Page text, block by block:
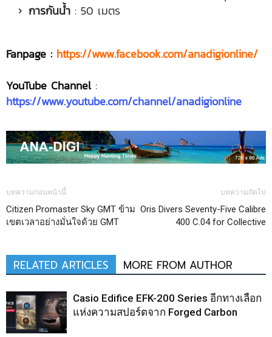
การกันน้ำ : 50 เมตร
Fanpage : https://www.facebook.com/anadigionline/
YouTube Channel :
https://www.youtube.com/channel/anadigionline
บทความก่อนหน้านี้
Citizen Promaster Sky GMT ข้าม
เขตเวลาอย่างมั่นใจด้วย GMT
บทความถัดไป
Oris Divers Seventy-Five Calibre
400 C.04 for Collective
RELATED ARTICLES MORE FROM AUTHOR
Casio Edifice EFK-200 Series อีกทางเลือก
แห่งความสปอร์ตจาก Forged Carbon